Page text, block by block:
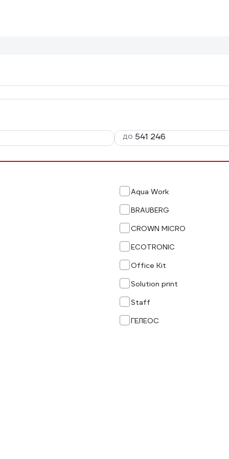
до
Aqua Work
BRAUBERG
CROWN MICRO
ECOTRONIC
Office Kit
Solution print
Staff
ГЕЛЕОС